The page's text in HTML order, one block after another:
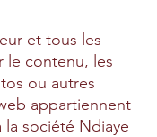
et tous les
le contenu, les
ou autres
appartiennent
la société Ndiaye